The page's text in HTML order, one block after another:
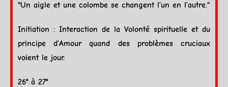
"Un aigle et une colombe se changent l’un en l’autre."
Initiation : Interaction de la Volonté spirituelle et du
principe d’Amour quand des problèmes cruciaux
voient le jour.
26° à 27°